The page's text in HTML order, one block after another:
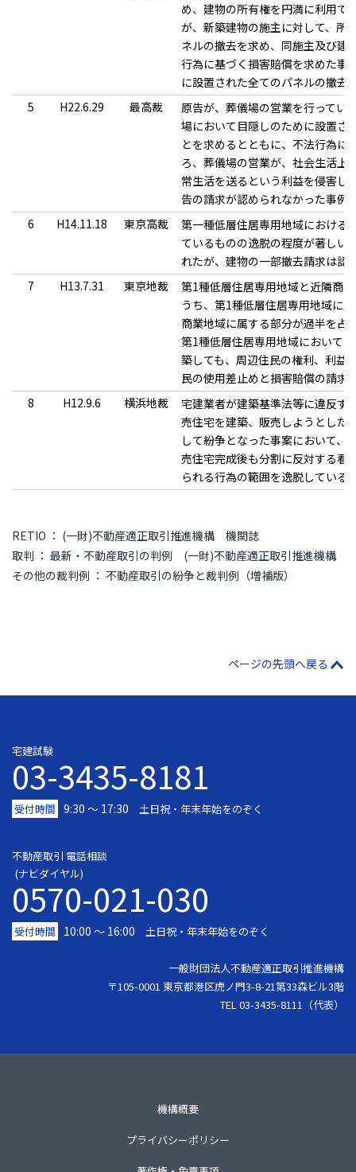
め、建物の所有権を円満に利用で
が、新築建物の施主に対して、所
ネルの撤去を求め、同施主及び建
行為に基づく損害賠償を求めた事
に設置された全てのパネルの撤去
5
H22.6.29 最高裁
原告が、葬儀場の営業を行ってい
場において目隠しのために設置さ
とを求めるとともに、不法行為に
ろ、葬儀場の営業が、社会生活上
常生活を送るという利益を侵害し
告の請求が認められなかった事例
6
H14.11.18 東京高裁
第一種低層住居専用地域における
ているものの逸脱の程度が著しい
れたが、建物の一部撤去請求は認
7
H13.7.31 東京地裁
第1種低層住居専用地域と近隣商
うち、第1種低層住居専用地域に
商業地域に属する部分が過半を占
第1種低層住居専用地域において
築しても、周辺住民の権利、利益
民の使用差止めと損害賠償の請求
8
H12.9.6 横浜地裁
宅建業者が建築基準法等に違反す
売住宅を建築、販売しようとした
して紛争となった事案において、
売住宅完成後も分割に反対する看
られる行為の範囲を逸脱している
RETIO ： (一財)不動産適正取引推進機構 機関誌
取判 ： 最新・不動産取引の判例 (一財)不動産適正取引推進機構
その他の裁判例 ： 不動産取引の紛争と裁判例（増補版）
ページの先頭へ戻る
宅建試験
03-3435-8181
受付時間 9:30 〜 17:30 土日祝・年末年始をのぞく
不動産取引 電話相談
(ナビダイヤル)
0570-021-030
受付時間 10:00 ～ 16:00 土日祝・年末年始をのぞく
一般財団法人不動産適正取引推進機構
〒105-0001 東京都港区虎ノ門3-8-21第33森ビル3階
TEL 03-3435-8111（代表）
機構概要
プライバシーポリシー